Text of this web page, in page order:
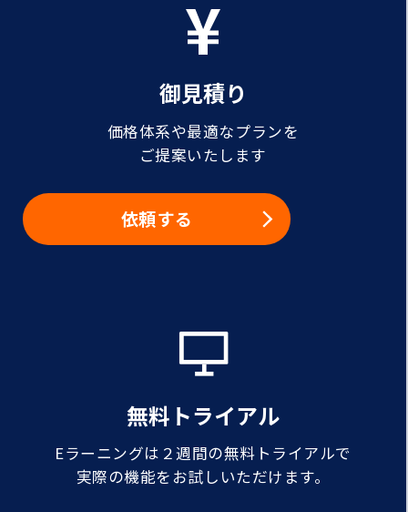
御見積り
価格体系や最適なプランを
ご提案いたします
依頼する
無料トライアル
Eラーニングは２週間の無料トライアルで
実際の機能をお試しいただけます。